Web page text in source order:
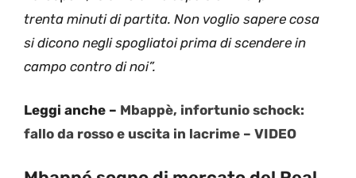
trenta minuti di partita. Non voglio sapere cosa
si dicono negli spogliatoi prima di scendere in
campo contro di noi”.
Leggi anche – Mbappè, infortunio schock:
fallo da rosso e uscita in lacrime – VIDEO